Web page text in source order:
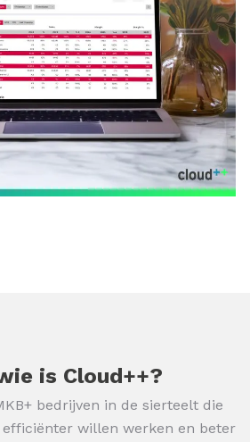
is Cloud++?
bedrijven in de sierteelt die
willen werken en beter